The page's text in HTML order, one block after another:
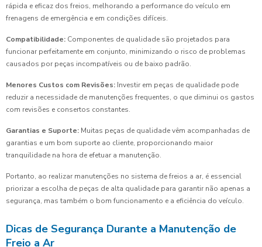
rápida e eficaz dos freios, melhorando a performance do veículo em
frenagens de emergência e em condições difíceis.
Compatibilidade: Componentes de qualidade são projetados para
funcionar perfeitamente em conjunto, minimizando o risco de problemas
causados por peças incompatíveis ou de baixo padrão.
Menores Custos com Revisões: Investir em peças de qualidade pode
reduzir a necessidade de manutenções frequentes, o que diminui os gastos
com revisões e consertos constantes.
Garantias e Suporte: Muitas peças de qualidade vêm acompanhadas de
garantias e um bom suporte ao cliente, proporcionando maior
tranquilidade na hora de efetuar a manutenção.
Portanto, ao realizar manutenções no sistema de freios a ar, é essencial
priorizar a escolha de peças de alta qualidade para garantir não apenas a
segurança, mas também o bom funcionamento e a eficiência do veículo.
Dicas de Segurança Durante a Manutenção de
Freio a Ar